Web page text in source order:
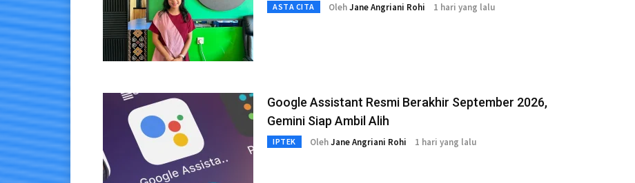
ASTA CITA OlehJane Angriani Rohi 1 hari yang lalu
Google Assistant Resmi Berakhir September 2026,
Gemini Siap Ambil Alih
IPTEK OlehJane Angriani Rohi 1 hari yang lalu